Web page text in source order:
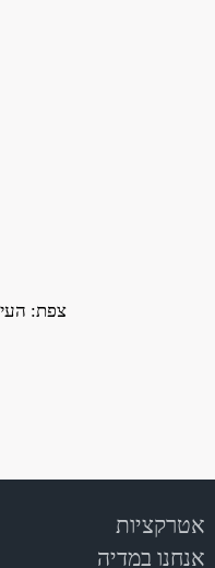
צפת:
אטרקציות
אנחנו במדיה